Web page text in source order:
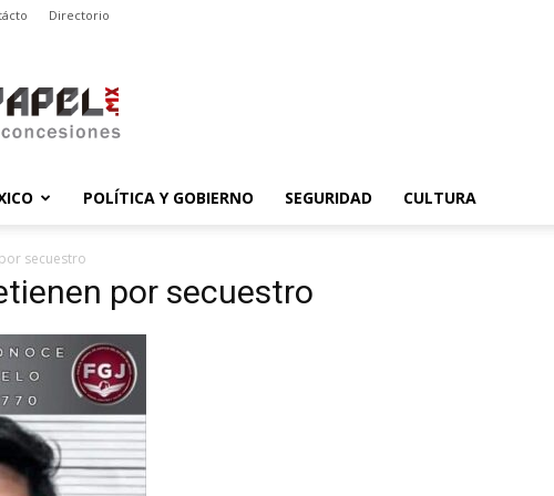
Directorio
POLÍTICA Y GOBIERNO SEGURIDAD CULTURA
secuestro
por secuestro